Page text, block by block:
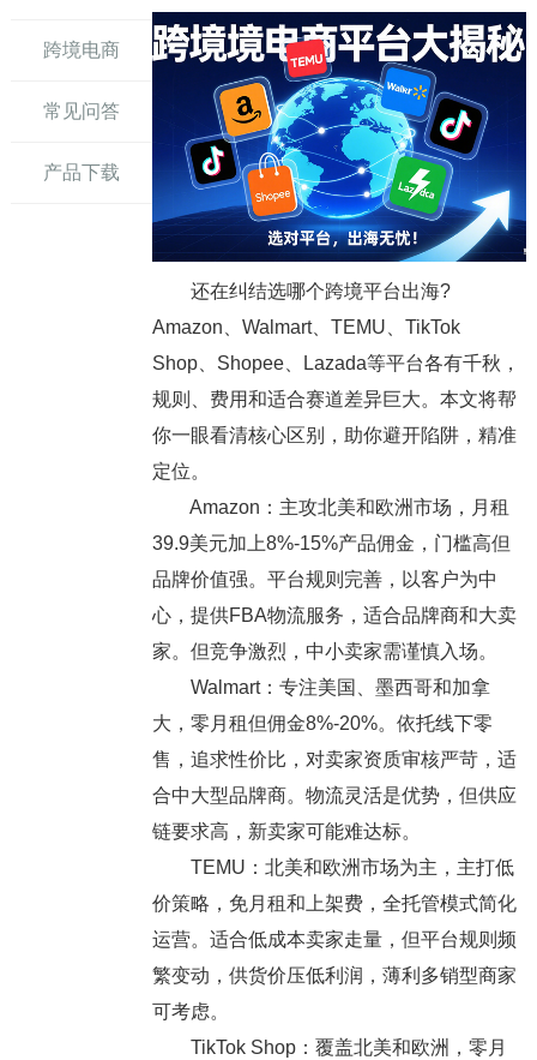
跨境电商
常见问答
产品下载
还在纠结选哪个跨境平台出海?
Amazon、Walmart、TEMU、TikTok
Shop、Shopee、Lazada等平台各有千秋，
规则、费用和适合赛道差异巨大。本文将帮
你一眼看清核心区别，助你避开陷阱，精准
定位。
Amazon：主攻北美和欧洲市场，月租
39.9美元加上8%-15%产品佣金，门槛高但
品牌价值强。平台规则完善，以客户为中
心，提供FBA物流服务，适合品牌商和大卖
家。但竞争激烈，中小卖家需谨慎入场。
Walmart：专注美国、墨西哥和加拿
大，零月租但佣金8%-20%。依托线下零
售，追求性价比，对卖家资质审核严苛，适
合中大型品牌商。物流灵活是优势，但供应
链要求高，新卖家可能难达标。
TEMU：北美和欧洲市场为主，主打低
价策略，免月租和上架费，全托管模式简化
运营。适合低成本卖家走量，但平台规则频
繁变动，供货价压低利润，薄利多销型商家
可考虑。
TikTok Shop：覆盖北美和欧洲，零月